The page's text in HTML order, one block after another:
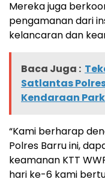
Mereka juga
pengamanan dari
kelancaran dan
Baca Juga :
Satlantas
Kendaraan
“Kami berharap
Polres Barru ini,
keamanan KTT
hari ke-6 kami